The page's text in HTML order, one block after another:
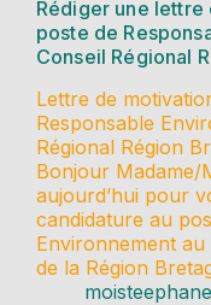
Rédiger une
poste de
Conseil Régional
Lettre de
Responsable
Régional Région
Bonjour Madame/
aujourd’hui pour
candidature au
Environnement au
de la Région
moisteephane